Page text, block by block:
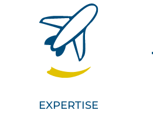
EXPERTISE